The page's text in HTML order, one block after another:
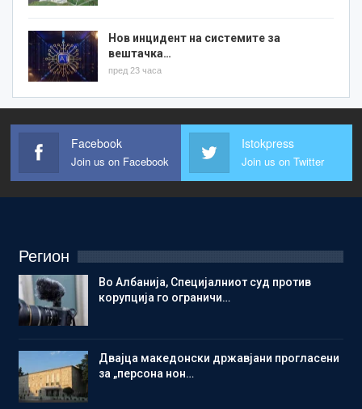
Нов инцидент на системите за
вештачка…
пред 23 часа
Facebook
Join us on Facebook
Istokpress
Join us on Twitter
Регион
Во Албанија, Специјалниот суд против
корупција го ограничи…
Двајца македонски државјани прогласени
за „персона нон…